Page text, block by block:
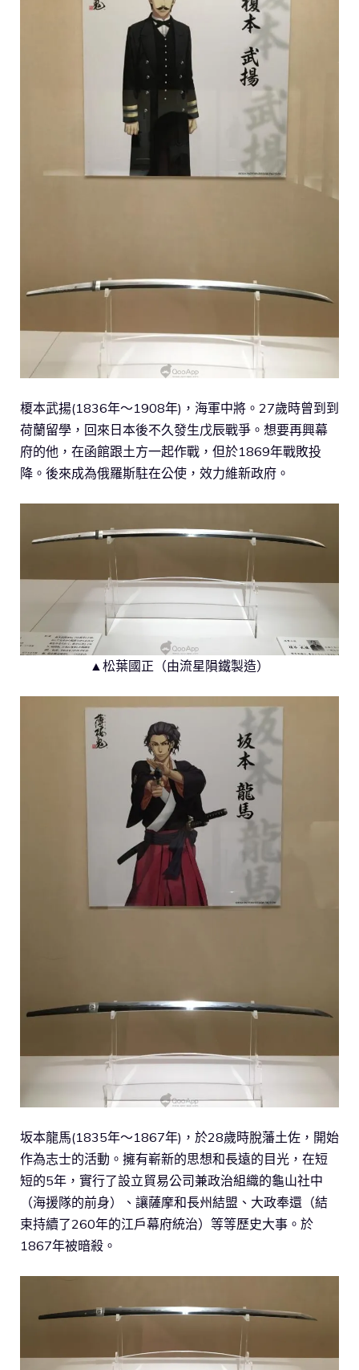
榎本武揚(1836年～1908年)，海軍中將。27歲時曾到到
荷蘭留學，回來日本後不久發生戊辰戰爭。想要再興幕
府的他，在函館跟土方一起作戰，但於1869年戰敗投
降。後來成為俄羅斯駐在公使，效力維新政府。
▲松葉國正（由流星隕鐵製造）
坂本龍馬(1835年～1867年)，於28歲時脫藩土佐，開始
作為志士的活動。擁有嶄新的思想和長遠的目光，在短
短的5年，實行了設立貿易公司兼政治組織的龜山社中
（海援隊的前身）、讓薩摩和長州結盟、大政奉還（結
束持續了260年的江戶幕府統治）等等歷史大事。於
1867年被暗殺。